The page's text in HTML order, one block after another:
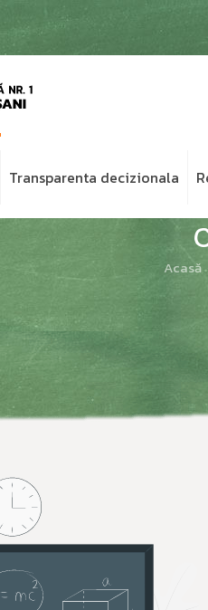
Transparenta decizionala
Acasă